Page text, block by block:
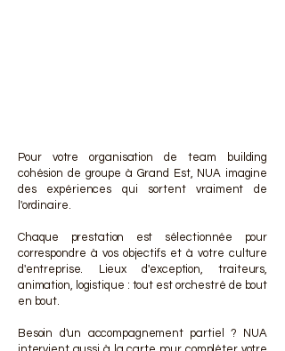
Pour votre organisation de team building
cohésion de groupe à Grand Est, NUA imagine
des expériences qui sortent vraiment de
l'ordinaire.
Chaque prestation est sélectionnée pour
correspondre à vos objectifs et à votre culture
d'entreprise. Lieux d'exception, traiteurs,
animation, logistique : tout est orchestré de bout
en bout.
Besoin d'un accompagnement partiel ? NUA